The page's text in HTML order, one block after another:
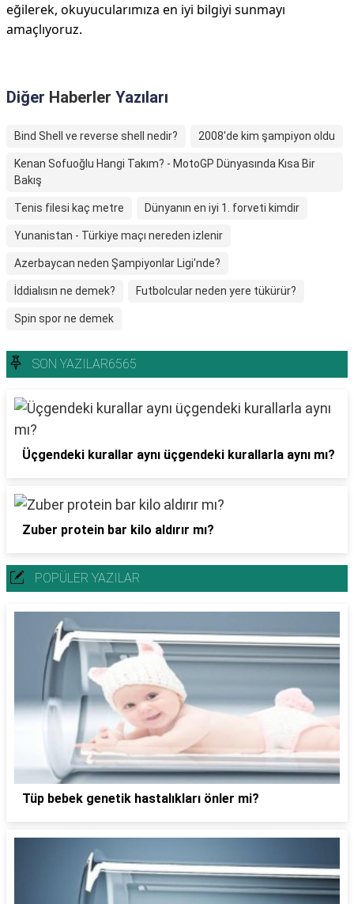
eğilerek, okuyucularımıza en iyi bilgiyi sunmayı
amaçlıyoruz.
Diğer Haberler Yazıları
Bind Shell ve reverse shell nedir? 2008'de kim şampiyon oldu
Kenan Sofuoğlu Hangi Takım? - MotoGP Dünyasında Kısa Bir
Bakış
Tenis filesi kaç metre Dünyanın en iyi 1. forveti kimdir
Yunanistan - Türkiye maçı nereden izlenir
Azerbaycan neden Şampiyonlar Ligi'nde?
İddialısın ne demek? Futbolcular neden yere tükürür?
Spin spor ne demek
SON YAZILAR6565
Üçgendeki kurallar aynı üçgendeki kurallarla aynı mı?
Zuber protein bar kilo aldırır mı?
POPÜLER YAZILAR
Tüp bebek genetik hastalıkları önler mi?